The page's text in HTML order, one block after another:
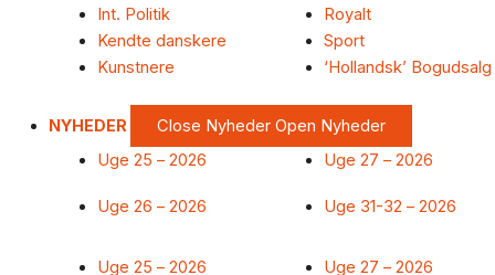
Int. Politik
Kendte danskere
Kunstnere
Royalt
Sport
‘Hollandsk’ Bogudsalg
NYHEDER Close Nyheder Open Nyheder
Uge 25 – 2026
Uge 26 – 2026
Uge 27 – 2026
Uge 31-32 – 2026
Uge 25 – 2026
Uge 27 – 2026